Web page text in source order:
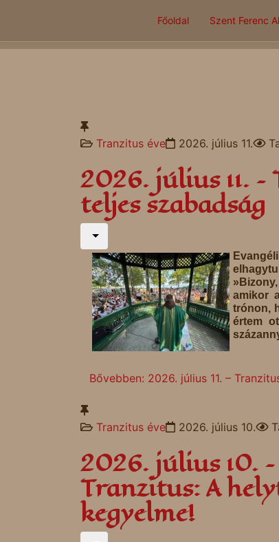
Főoldal Szent Ferenc
Tranzitus éve 2026. július 11.
2026. július 11.
teljes szabadság
amikor
trónon,
értem
Bővebben: 2026. július 11. –
Tranzitus éve 2026. július 10.
2026. július 10. –
Tranzitus: A
kegyelme!